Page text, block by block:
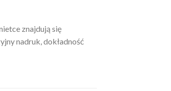
znajdują się
nadruk, dokładność